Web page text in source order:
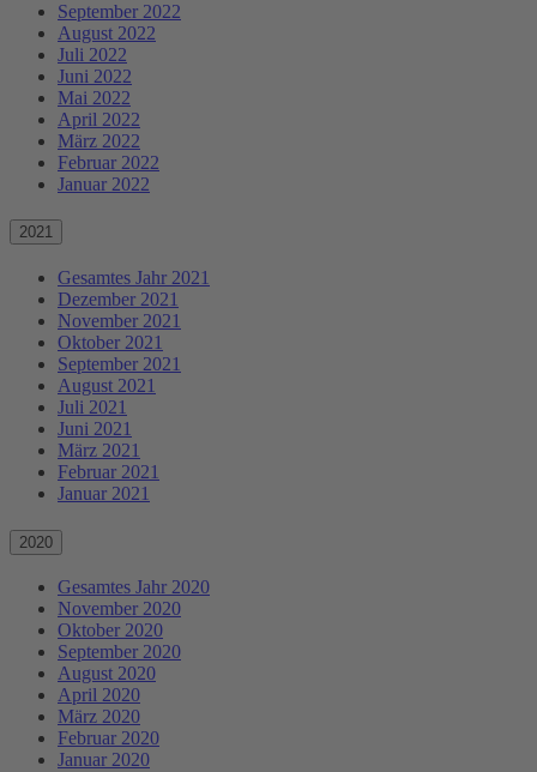
September 2022
August 2022
Juli 2022
Juni 2022
Mai 2022
April 2022
März 2022
Februar 2022
Januar 2022
2021
Gesamtes Jahr 2021
Dezember 2021
November 2021
Oktober 2021
September 2021
August 2021
Juli 2021
Juni 2021
März 2021
Februar 2021
Januar 2021
2020
Gesamtes Jahr 2020
November 2020
Oktober 2020
September 2020
August 2020
April 2020
März 2020
Februar 2020
Januar 2020